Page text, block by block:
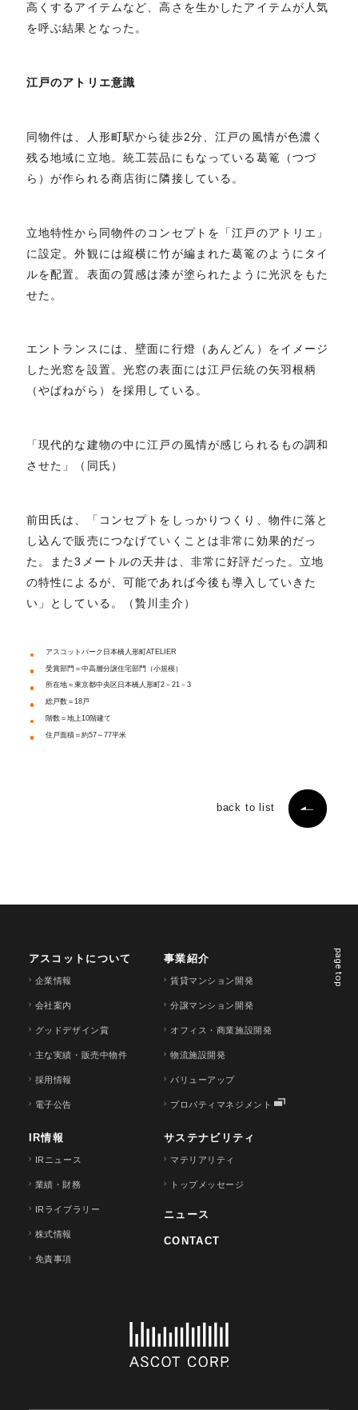
高くするアイテムなど、高さを生かしたアイテムが人気
を呼ぶ結果となった。
江戸のアトリエ意識
同物件は、人形町駅から徒歩2分、江戸の風情が色濃く
残る地域に立地。統工芸品にもなっている葛篭（つづ
ら）が作られる商店街に隣接している。
立地特性から同物件のコンセプトを「江戸のアトリエ」
に設定。外観には縦横に竹が編まれた葛篭のようにタイ
ルを配置。表面の質感は漆が塗られたように光沢をもた
せた。
エントランスには、壁面に行燈（あんどん）をイメージ
した光窓を設置。光窓の表面には江戸伝統の矢羽根柄
（やばねがら）を採用している。
「現代的な建物の中に江戸の風情が感じられるもの調和
させた」（同氏）
前田氏は、「コンセプトをしっかりつくり、物件に落と
し込んで販売につなげていくことは非常に効果的だっ
た。また3メートルの天井は、非常に好評だった。立地
の特性によるが、可能であれば今後も導入していきた
い」としている。（贄川圭介）
アスコットパーク日本橋人形町ATELIER
受賞部門＝中高層分譲住宅部門（小規模）
所在地＝東京都中央区日本橋人形町2－21－3
総戸数＝18戸
階数＝地上10階建て
住戸面積＝約57～77平米
back to list
page top
アスコットについて
企業情報
会社案内
グッドデザイン賞
主な実績・販売中物件
採用情報
電子公告
事業紹介
賃貸マンション開発
分譲マンション開発
オフィス・商業施設開発
物流施設開発
バリューアップ
プロパティマネジメント
IR情報
IRニュース
業績・財務
IRライブラリー
株式情報
免責事項
サステナビリティ
マテリアリティ
トップメッセージ
ニュース
CONTACT